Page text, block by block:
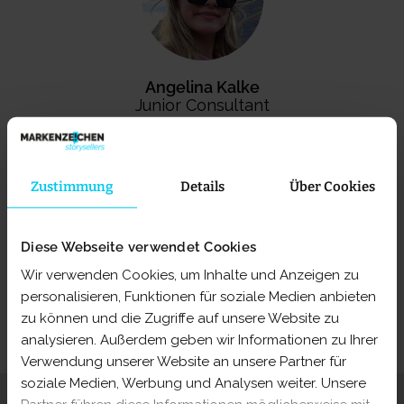
Zustimmung Details Über Cookies
Diese Webseite verwendet Cookies
Wir verwenden Cookies, um Inhalte und Anzeigen zu
personalisieren, Funktionen für soziale Medien anbieten
zu können und die Zugriffe auf unsere Website zu
analysieren. Außerdem geben wir Informationen zu Ihrer
Verwendung unserer Website an unsere Partner für
soziale Medien, Werbung und Analysen weiter. Unsere
Angelina Kalke
Junior Consultant